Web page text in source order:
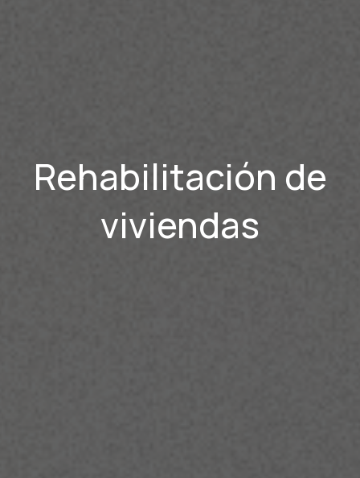
Rehabilitación de
viviendas